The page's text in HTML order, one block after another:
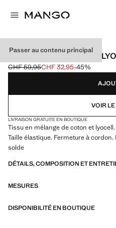
Passer au contenu principal
PANTALON DE PYJAMA
Prix initial barré [CHF 59,95 ]
CHF 59,95
Prix actuel [CHF 32,95 ]
CHF 32,95-45%
Choisissez une couleur
VOIR
LIVRAISON GRATUITE EN BOUTIQUE
Tissu en mélange de coton et
Taille élastique. Fermeture à
solde
DÉTAILS, COMPOSITION ET
MESURES
DISPONIBILITÉ EN BOUTIQUE